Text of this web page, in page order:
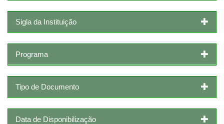
Sigla da Instituição
Programa
Tipo de Documento
Data de Disponibilização